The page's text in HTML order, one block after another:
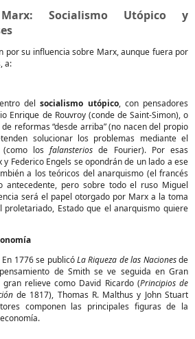
Socialismo Utópico y
por su influencia sobre Marx, aunque fuera por
a:
delsocialismo utópico, con pensadores
Enrique de Rouvroy (conde de Saint-Simon), o
reformas “desde arriba” (no nacen del propio
solucionar los problemas mediante el
(como losfalansterios de Fourier). Por esas
Federico Engels se opondrán de un lado a ese
a los teóricos del anarquismo (el francés
antecedente, pero sobre todo el ruso Miguel
será el papel otorgado por Marx a la toma
Estado que el anarquismo quiere
En 1776 se publicóLa Riqueza de las Nacionesde
de Smith se ve seguida en Gran
relieve como David Ricardo (Principios de
de 1817), Thomas R. Malthus y John Stuart
componen las principales figuras de la